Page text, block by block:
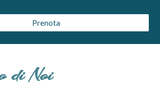
Prenota
di Noi